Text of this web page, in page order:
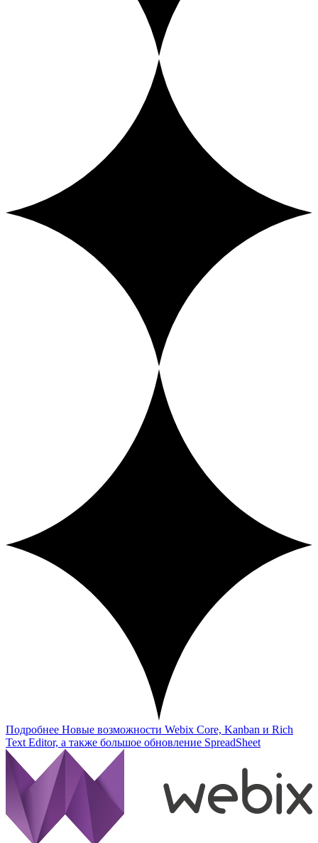
Подробнее Новые возможности Webix Core, Kanban и Rich
Text Editor, а также большое обновление SpreadSheet